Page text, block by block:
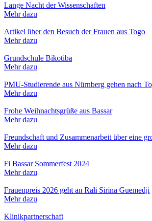
Lange Nacht der Wissenschaften
Mehr dazu
Artikel über den Besuch der Frauen aus Togo
Mehr dazu
Grundschule Bikotiba
Mehr dazu
PMU-Studierende aus Nürnberg gehen nach
Mehr dazu
Frohe Weihnachtsgrüße aus Bassar
Mehr dazu
Freundschaft und Zusammenarbeit über eine
Mehr dazu
Fi Bassar Sommerfest 2024
Mehr dazu
Frauenpreis 2026 geht an Rali Sirina Guemedji
Mehr dazu
Klinikpartnerschaft